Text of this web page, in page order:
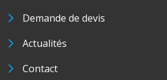
Demande de devis
Actualités
Contact